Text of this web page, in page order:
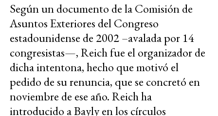
Según un documento de la Comisión de
Asuntos Exteriores del Congreso
estadounidense de 2002 –avalada por 14
congresistas—, Reich fue el organizador de
dicha intentona, hecho que motivó el
pedido de su renuncia, que se concretó en
noviembre de ese año. Reich ha
introducido a Bayly en los círculos